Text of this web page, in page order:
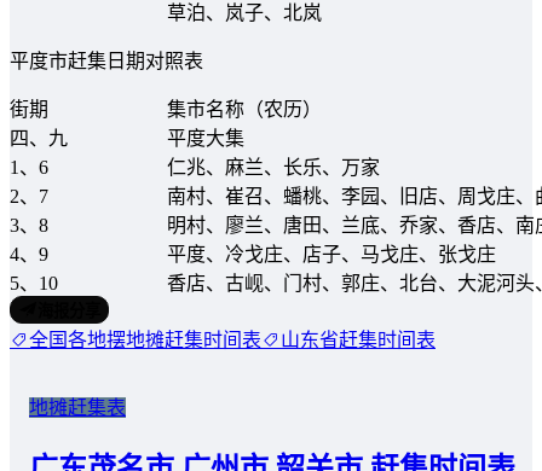
草泊、岚子、北岚
平度市赶集日期对照表
街期
集市名称（农历）
四、九
平度大集
1、6
仁兆、麻兰、长乐、万家
2、7
南村、崔召、蟠桃、李园、旧店、周戈庄、
3、8
明村、廖兰、唐田、兰底、乔家、香店、南
4、9
平度、冷戈庄、店子、马戈庄、张戈庄
5、10
香店、古岘、门村、郭庄、北台、大泥河头
全国各地摆地摊赶集时间表 山东省赶集时间表
地摊赶集表